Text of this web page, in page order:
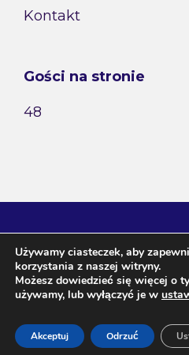
Kontakt
Gości na stronie
48
Agnieszka Janeczko / wróżka
573 Lublin NIP 713-129-67-20
Używamy ciasteczek, aby
korzystania z naszej witryny.
Możesz dowiedzieć się więcej o
używamy, lub wyłączyć je w
Akceptuj Odrzuć